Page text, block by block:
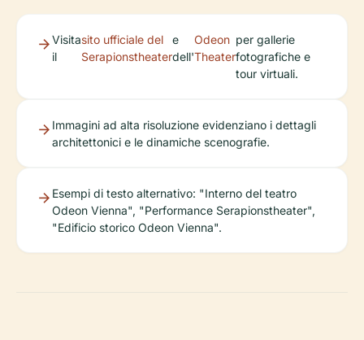
Visita
il
sito ufficiale del
Serapionstheater
e
dell'
Odeon
Theater
per gallerie
fotografiche e
tour virtuali.
Immagini ad alta risoluzione evidenziano i dettagli
architettonici e le dinamiche scenografie.
Esempi di testo alternativo: "Interno del teatro
Odeon Vienna", "Performance Serapionstheater",
"Edificio storico Odeon Vienna".